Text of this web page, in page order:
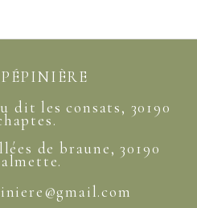
dit les consats, 30190
de braune, 30190
.com